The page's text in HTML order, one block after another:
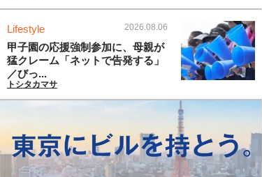
Lifestyle 2026.08.06
甲子園の応援強制参加に、母親が
猛クレーム「ネットで告発する」
／びっ...
トシタカマサ